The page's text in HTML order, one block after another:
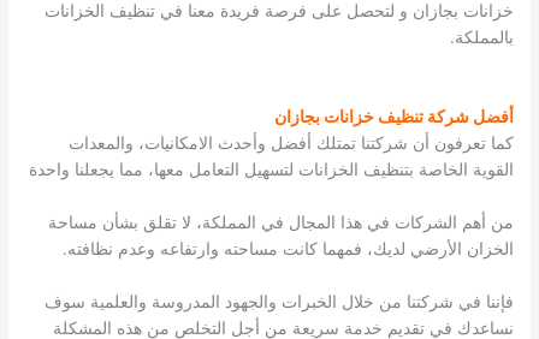
خزانات بجازان و لتحصل على فرصة فريدة معنا في تنظيف الخزانات
بالمملكة.
أفضل شركة تنظيف خزانات بجازان
كما تعرفون أن شركتنا تمتلك أفضل وأحدث الامكانيات، والمعدات
القوية الخاصة بتنظيف الخزانات لتسهيل التعامل معها، مما يجعلنا واحدة
من أهم الشركات في هذا المجال في المملكة، لا تقلق بشأن مساحة
الخزان الأرضي لديك، فمهما كانت مساحته وارتفاعه وعدم نظافته.
فإننا في شركتنا من خلال الخبرات والجهود المدروسة والعلمية سوف
نساعدك في تقديم خدمة سريعة من أجل التخلص من هذه المشكلة